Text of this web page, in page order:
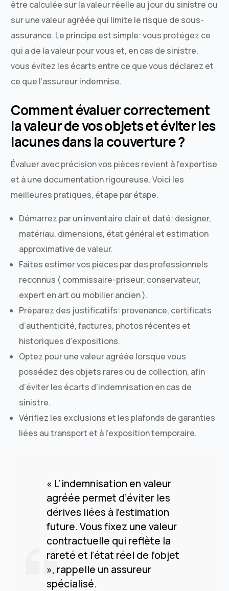
être calculée sur la valeur réelle au jour du sinistre ou
sur une valeur agréée qui limite le risque de sous-
assurance. Le principe est simple: vous protégez ce
qui a de la valeur pour vous et, en cas de sinistre,
vous évitez les écarts entre ce que vous déclarez et
ce que l’assureur indemnise.
Comment évaluer correctement
la valeur de vos objets et éviter les
lacunes dans la couverture ?
Évaluer avec précision vos pièces revient à l’expertise
et à une documentation rigoureuse. Voici les
meilleures pratiques, étape par étape.
Démarrez par un inventaire clair et daté: designer,
matériau, dimensions, état général et estimation
approximative de valeur.
Faites estimer vos pièces par des professionnels
reconnus ( commissaire-priseur, conservateur,
expert en art ou mobilier ancien ).
Préparez des justificatifs: provenance, certificats
d’authenticité, factures, photos récentes et
historiques d’expositions.
Optez pour une valeur agréée lorsque vous
possédez des objets rares ou de collection, afin
d’éviter les écarts d’indemnisation en cas de
sinistre.
Vérifiez les exclusions et les plafonds de garanties
liées au transport et à l’exposition temporaire.
« L’indemnisation en valeur
agréée permet d’éviter les
dérives liées à l’estimation
future. Vous fixez une valeur
contractuelle qui reflète la
rareté et l’état réel de l’objet
», rappelle un assureur
spécialisé.